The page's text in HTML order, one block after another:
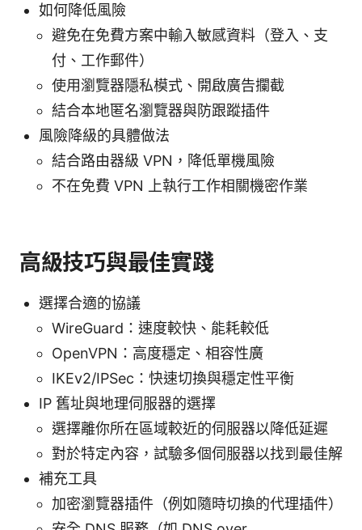
如何降低風險
避免在免費方案中輸入敏感資料（登入、支
付、工作郵件）
使用瀏覽器隱私模式、開啟廣告攔截
結合本地匿名瀏覽器與防跟蹤插件
風險降級的具體做法
結合路由器級 VPN，降低單機風險
不在免費 VPN 上執行工作相關機密作業
高級技巧與最佳實踐
選擇合適的協議
WireGuard：速度較快、能耗較低
OpenVPN：高度穩定、相容性廣
IKEv2/IPSec：快速切換與穩定性平衡
IP 舊址與地理伺服器的選擇
選擇離你所在區域較近的伺服器以降低延遲
對於特定內容，試驗多個伺服器以找到最佳解
補充工具
加密瀏覽器插件（例如隨時切換的代理插件）